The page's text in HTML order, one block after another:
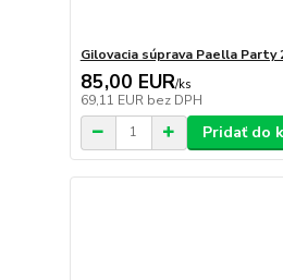
Gilovacia súprava Paella Party
85,00 EUR/ks
69,11 EUR bez DPH
Pridať do